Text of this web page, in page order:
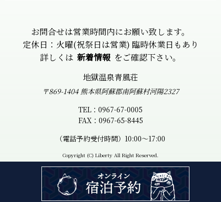
お問合せは営業時間内にお願い致します。
定休日：火曜(祝祭日は営業) 臨時休業日もあり
詳しくは 新着情報 をご確認下さい。
地獄温泉青風荘
〒869-1404 熊本県阿蘇郡南阿蘇村河陽2327
TEL：0967-67-0005
FAX：0967-65-8445
（電話予約受付時間）10:00～17:00
Copyright (C) Liberty All Right Reserved.